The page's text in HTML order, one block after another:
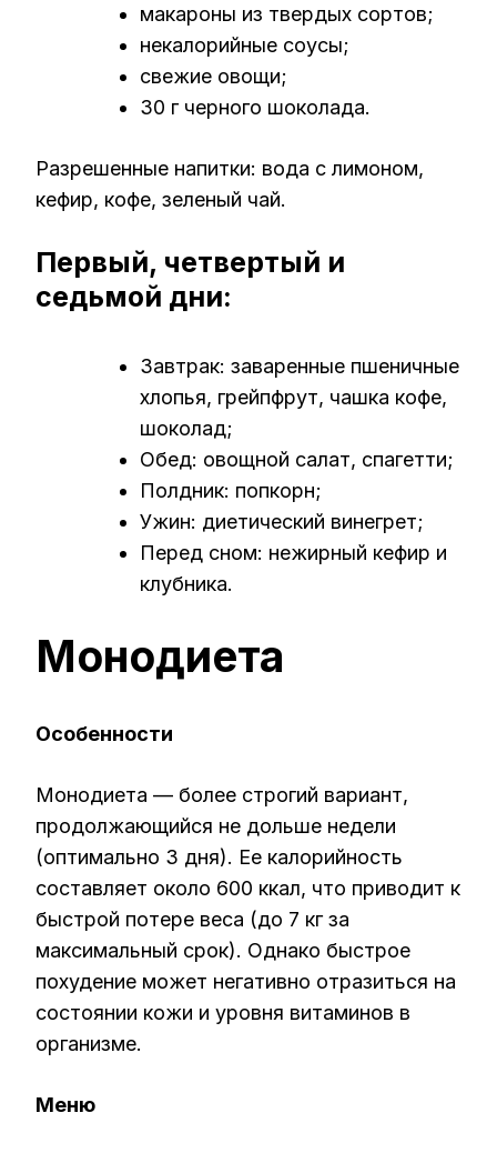
макароны из твердых сортов;
некалорийные соусы;
свежие овощи;
30 г черного шоколада.
Разрешенные напитки: вода с лимоном,
кефир, кофе, зеленый чай.
Первый, четвертый и
седьмой дни:
Завтрак: заваренные пшеничные
хлопья, грейпфрут, чашка кофе,
шоколад;
Обед: овощной салат, спагетти;
Полдник: попкорн;
Ужин: диетический винегрет;
Перед сном: нежирный кефир и
клубника.
Монодиета
Особенности
Монодиета — более строгий вариант,
продолжающийся не дольше недели
(оптимально 3 дня). Ее калорийность
составляет около 600 ккал, что приводит к
быстрой потере веса (до 7 кг за
максимальный срок). Однако быстрое
похудение может негативно отразиться на
состоянии кожи и уровня витаминов в
организме.
Меню